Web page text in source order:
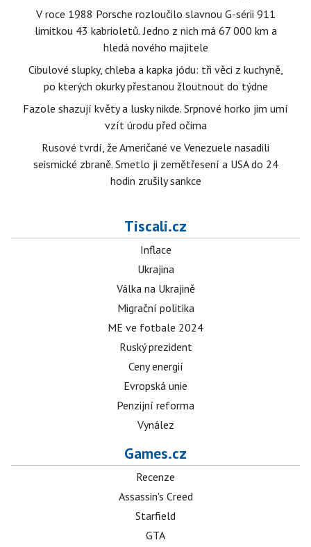
V roce 1988 Porsche rozloučilo slavnou G-sérii 911
limitkou 43 kabrioletů. Jedno z nich má 67 000 km a
hledá nového majitele
Cibulové slupky, chleba a kapka jódu: tři věci z kuchyně,
po kterých okurky přestanou žloutnout do týdne
Fazole shazují květy a lusky nikde. Srpnové horko jim umí
vzít úrodu před očima
Rusové tvrdí, že Američané ve Venezuele nasadili
seismické zbraně. Smetlo ji zemětřesení a USA do 24
hodin zrušily sankce
Tiscali.cz
Inflace
Ukrajina
Válka na Ukrajině
Migrační politika
ME ve fotbale 2024
Ruský prezident
Ceny energií
Evropská unie
Penzijní reforma
Vynález
Games.cz
Recenze
Assassin's Creed
Starfield
GTA